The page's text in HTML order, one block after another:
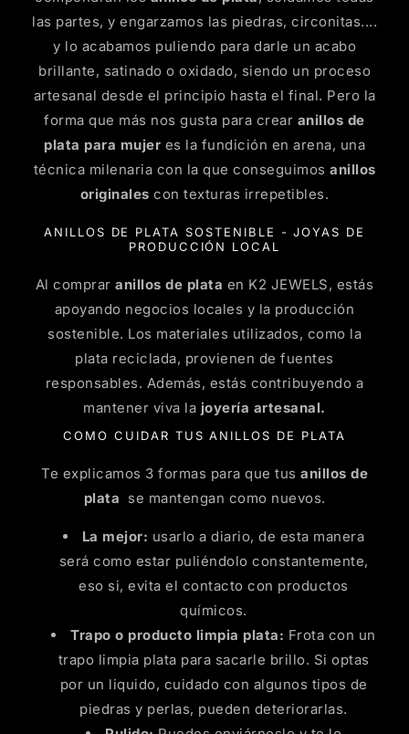
las partes, y engarzamos las piedras, circonitas....
y lo acabamos puliendo para darle un acabo
brillante, satinado o oxidado, siendo un proceso
artesanal desde el principio hasta el final. Pero la
forma que más nos gusta para crear anillos de
plata para mujer es la fundición en arena, una
técnica milenaria con la que conseguimos anillos
originalescon texturas irrepetibles.
ANILLOS DE PLATA SOSTENIBLE - JOYAS DE
PRODUCCIÓN LOCAL
Al compraranillos de plata en K2 JEWELS, estás
apoyando negocios locales y la producción
sostenible. Los materiales utilizados, como la
plata reciclada, provienen de fuentes
responsables. Además, estás contribuyendo a
mantener viva la joyería artesanal.
COMO CUIDAR TUS ANILLOS DE PLATA
Te explicamos 3 formas para que tus anillos de
plata se mantengan como nuevos.
La mejor: usarlo a diario, de esta manera
será como estar puliéndolo constantemente,
eso si, evita el contacto con productos
químicos.
Trapo o producto limpia plata: Frota con un
trapo limpia plata para sacarle brillo. Si optas
por un liquido, cuidado con algunos tipos de
piedras y perlas, pueden deteriorarlas.